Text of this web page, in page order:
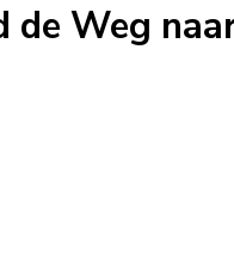
Weg